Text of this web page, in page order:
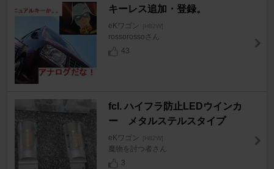
キーレス追加・登録。
eKワゴン [H82W]
rossorossoさん
43
fcl. ハイフラ防止LEDウインカ
ー メタルステルスタイプ
eKワゴン [H82W]
魔物を討つ者さん
3